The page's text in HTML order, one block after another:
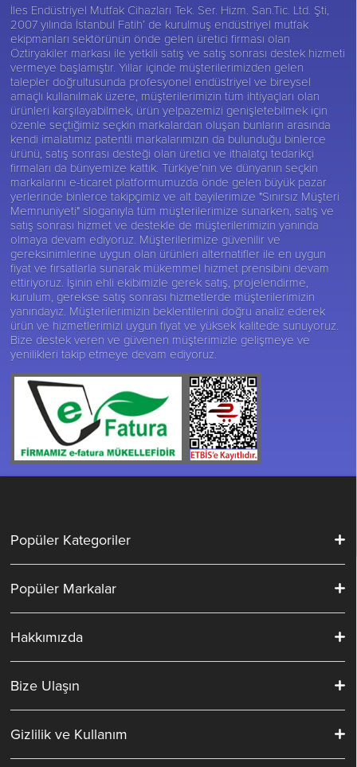
İles Endüstriyel Mutfak Cihazları Tek. Ser. Hizm. San.Tic. Ltd. Şti,
2007 yılında İstanbul Fatih’ de kurulmuş endüstriyel mutfak
ekipmanları sektörünün önde gelen üretici firması olan
Öztiryakiler markası ile yetkili satış ve satış sonrası destek hizmeti
vermeye başlamıştır. Yıllar içinde müşterilerimizden gelen
talepler doğrultusunda profesyonel endüstriyel ve bireysel
amaçlı kullanılmak üzere, müşterilerimizin tüm ihtiyaçları olan
ürünleri karşılayabilmek, ürün yelpazemizi genişletebilmek için
özenle seçtiğimiz seçkin markalardan oluşan bunların arasında
kendi imalatımız patentli markalarımızın da bulunduğu binlerce
ürünü, satış sonrası desteği olan üretici ve ithalatçı tedarikçi
firmaları da bünyemize kattık. Türkiye’nin ve dünyanın seçkin
markalarını e-ticaret platformumuzda önde gelen büyük pazar
yerlerinde binlerce takipçimiz ve alt bayilerimize "Sınırsız Müşteri
Memnuniyeti" sloganıyla tüm müşterilerimize sunarken, satış ve
satış sonrası hizmet ve destekle de müşterilerimizin yanında
olmaya devam ediyoruz. Müşterilerimize güvenilir ve
gereksinimlerine uygun olan ürünleri alternatifler ile en uygun
fiyat ve fırsatlarla sunarak mükemmel hizmet prensibini devam
ettiriyoruz. İşinin ehli ekibimizle gerek satış, projelendirme,
kurulum, gerekse satış sonrası hizmetlerde müşterilerimizin
yanındayız. Müşterilerimizin beklentilerini doğru analiz ederek
ürün ve hizmetlerimizi uygun fiyat ve yüksek kalitede sunuyoruz.
Bize destek veren ve güvenen müşterimizle gelişmeye ve
yenilikleri takip etmeye devam ediyoruz.
Popüler Kategoriler
Popüler Markalar
Hakkımızda
Bize Ulaşın
Gizlilik ve Kullanım